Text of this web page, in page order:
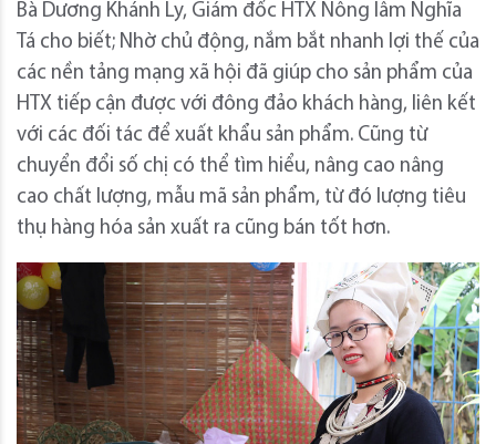
Bà Dương Khánh Ly, Giám đốc HTX Nông lâm Nghĩa
Tá cho biết; Nhờ chủ động, nắm bắt nhanh lợi thế của
các nền tảng mạng xã hội đã giúp cho sản phẩm của
HTX tiếp cận được với đông đảo khách hàng, liên kết
với các đối tác để xuất khẩu sản phẩm. Cũng từ
chuyển đổi số chị có thể tìm hiểu, nâng cao nâng
cao chất lượng, mẫu mã sản phẩm, từ đó lượng tiêu
thụ hàng hóa sản xuất ra cũng bán tốt hơn.